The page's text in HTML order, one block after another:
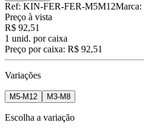
Ref: KIN-FER-FER-M5M12Marca:
Preço à vista
R$ 92,51
1 unid. por caixa
Preço por caixa: R$ 92,51
Variações
M5-M12 M3-M8
Escolha a variação